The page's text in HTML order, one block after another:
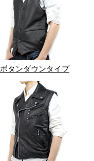
ボタンダウンタイプ